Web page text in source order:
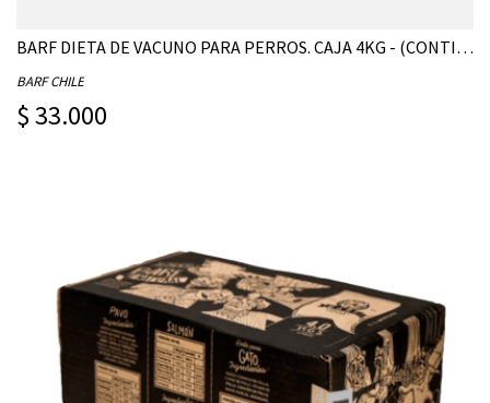
BARF DIETA DE VACUNO PARA PERROS. CAJA 4KG - (CONTIENE 20 UNIDADES DE 200G)
BARF CHILE
$ 33.000